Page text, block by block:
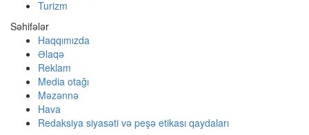
Turizm
Səhifələr
Haqqımızda
Əlaqə
Reklam
Media otağı
Məzənnə
Hava
Redaksiya siyasəti və peşə etikası qaydaları